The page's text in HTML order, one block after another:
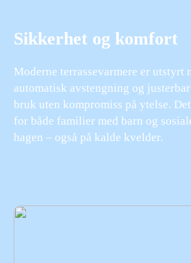
Sikkerhet og komfort
Moderne terrassevarmere er utstyrt
automatisk avstengning og
bruk uten kompromiss på ytelse.
for både familier med barn og
hagen – også på kalde kvelder.